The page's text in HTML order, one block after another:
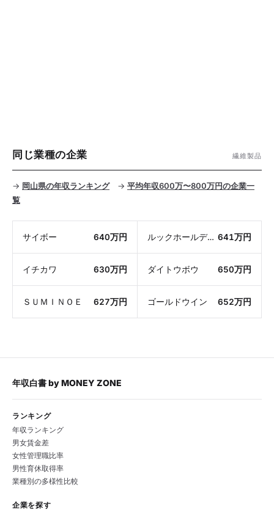
同じ業種の企業 繊維製品
→ 岡山県の年収ランキング→ 平均年収600万〜800万円の企業一
覧
サイボー 640万円 ルックホールディングス 641万円
イチカワ 630万円 ダイトウボウ 650万円
ＳＵＭＩＮＯＥ 627万円 ゴールドウイン 652万円
年収白書byMONEY ZONE
ランキング
年収ランキング
男女賃金差
女性管理職比率
男性育休取得率
業種別の多様性比較
企業を探す